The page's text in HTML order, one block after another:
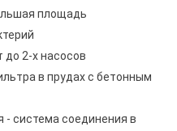
площадь
до 2-х насосов
в прудах с бетонным
- система соединения в